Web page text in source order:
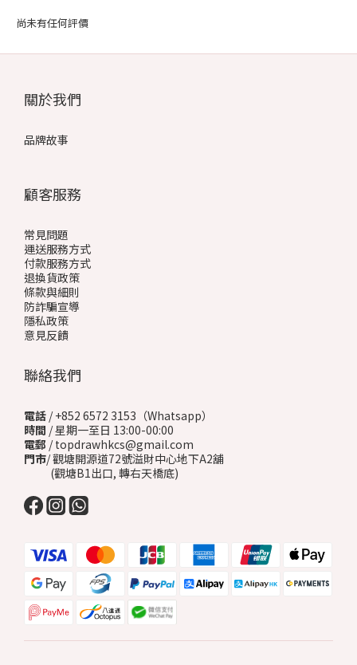
尚未有任何評價
關於我們
品牌故事
顧客服務
常見問題
運送服務方式
付款服務方式
退換貨政策
條款與細則
防詐騙宣導
隱私政策
意見反饋
聯絡我們
電話 / +852 6572 3153（Whatsapp）
時間 / 星期一至日 13:00-00:00
電郵 / topdrawhkcs@gmail.com
門市/ 觀塘開源道72號溢財中心地下A2舖
(觀塘B1出口, 轉右天橋底)